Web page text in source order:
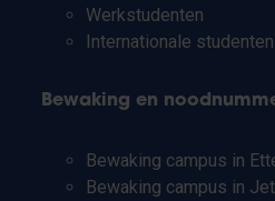
Werkstudenten
Internationale studenten
Bewaking en
Bewaking campus in
Bewaking campus in